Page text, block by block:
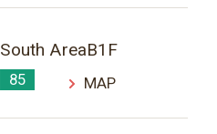
South AreaB1F
85 MAP